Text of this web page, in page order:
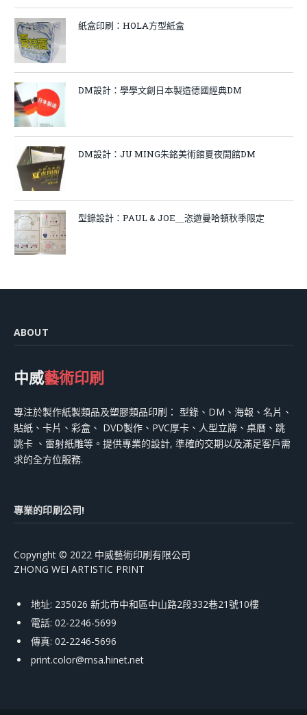
紙盒印刷：HOLA方型紙盒
DM設計：學學文創日本製造德國經典DM
DM設計：JU MING朱銘美術館夏夜開館DM
型錄設計：PAUL & JOE＿恣遊曼哈頓秋季限定
ABOUT
中威藝術印刷
專注於製作紙製類品及塑膠類品印刷： 型錄、DM、海報、名片、
貼紙、卡片、彩盒、 DVD製作、PVC厚卡、人型立牌、桌曆、跳
跳卡 、雷射紙雕等。提供專業的設計, 準確的交期以及滿足客戶需
求的全方位服務.
專業的印刷公司!
Copyright © 2022 中威藝術印刷有限公司
ZHONG WEI ARTISTIC PRINT
地址: 235026 新北市中和區中山路2段332巷21號10樓
電話: 02-2246-5699
傳真: 02-2246-5696
print.color@msa.hinet.net